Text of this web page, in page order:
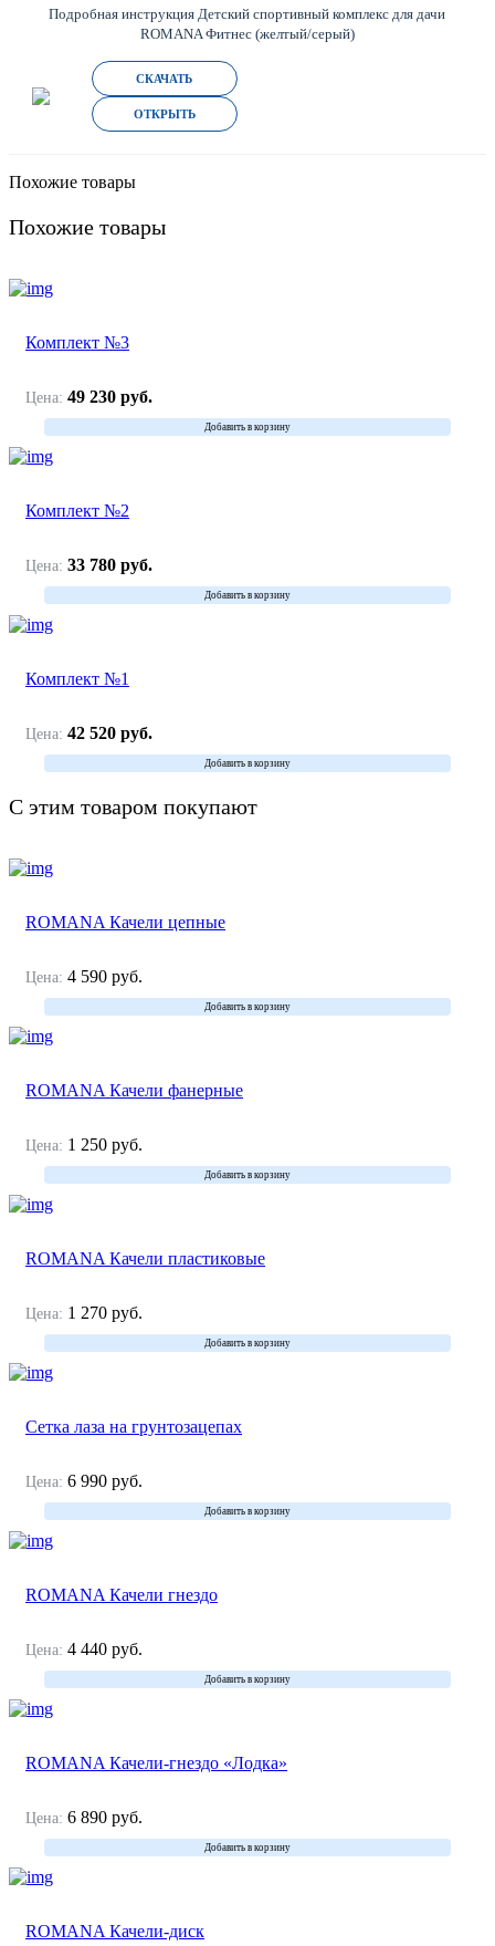
Детский спортивный комплекс для дачи
ROMANA Фитнес (желтый/серый)
ОТКРЫТЬ
СКАЧАТЬ
Похожие товары
Похожие товары
Комплект №3
Цена: 49 230 руб.
Добавить в корзину
Комплект №2
Цена: 33 780 руб.
Добавить в корзину
Комплект №1
Цена: 42 520 руб.
Добавить в корзину
С этим товаром покупают
ROMANA Качели цепные
Цена: 4 590 руб.
Добавить в корзину
ROMANA Качели фанерные
Цена: 1 250 руб.
Добавить в корзину
ROMANA Качели пластиковые
Цена: 1 270 руб.
Добавить в корзину
Сетка лаза на грунтозацепах
Цена: 6 990 руб.
Добавить в корзину
ROMANA Качели гнездо
Цена: 4 440 руб.
Добавить в корзину
ROMANA Качели-гнездо «Лодка»
Цена: 6 890 руб.
Добавить в корзину
ROMANA Качели-диск